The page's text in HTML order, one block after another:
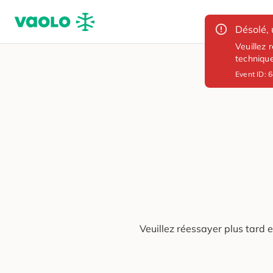
Désolé,
Veuillez
Event ID:
Veuillez réessayer plus tard